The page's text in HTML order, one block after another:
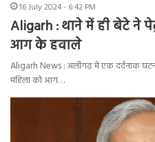
16 July 2024 - 6:42 PM
Aligarh : थाने में ही बेटे ने
आग के हवाले
Aligarh News : अलीगढ़ में एक दर्दनाक
महिला को आग…